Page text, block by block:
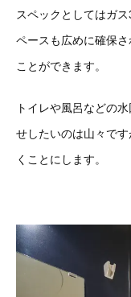
スペックとしてはガ
ペースも広めに確保
ことができます。
トイレや風呂などの
せしたいのは山々で
くことにします。